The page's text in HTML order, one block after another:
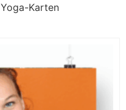
Yoga-Karten